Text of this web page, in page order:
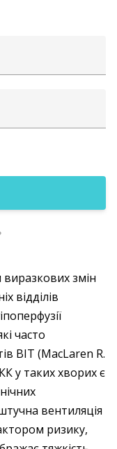
змін
відділів
часто
ВІТ (MacLaren R.
у таких хворих є
вентиляція
ризику,